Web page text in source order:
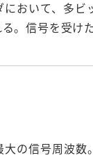
おいて、多
。信号を受け
大の信号周波